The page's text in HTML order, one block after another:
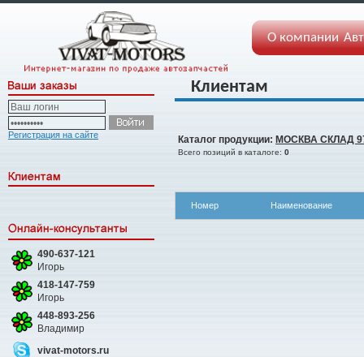
О компании
Регистрация на сайте
490-637-121
Игорь
418-147-759
Игорь
448-893-256
Владимир
vivat-motors.ru
Клиентам
Каталог продукции: МОСКВА СКЛАД
Всего позиций в каталоге: 0
Номер Наименование